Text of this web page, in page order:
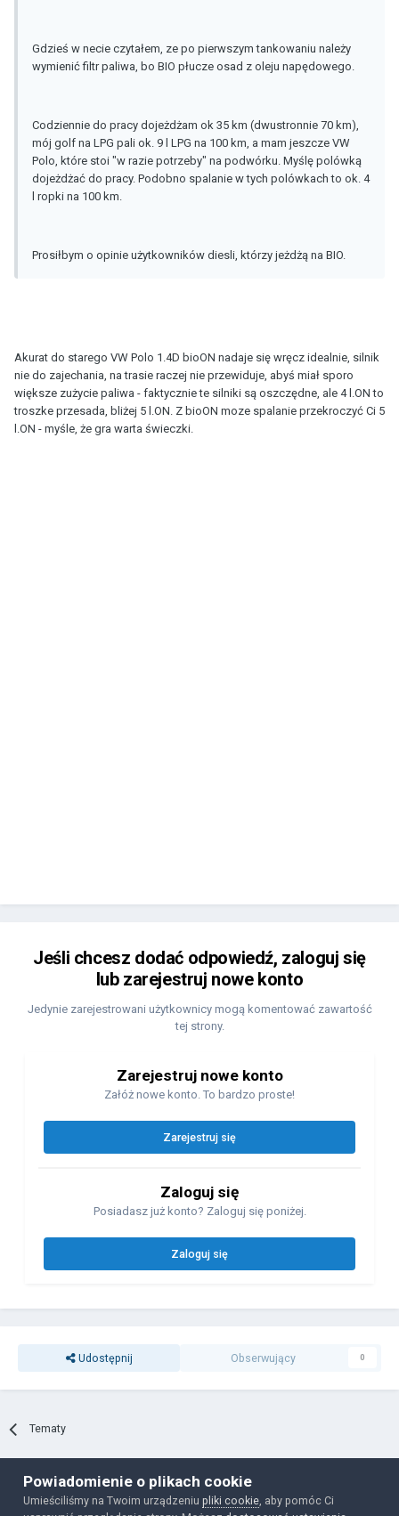
Gdzieś w necie czytałem, ze po pierwszym tankowaniu należy
wymienić filtr paliwa, bo BIO płucze osad z oleju napędowego.
Codziennie do pracy dojeżdżam ok 35 km (dwustronnie 70 km),
mój golf na LPG pali ok. 9 l LPG na 100 km, a mam jeszcze VW
Polo, które stoi "w razie potrzeby" na podwórku. Myślę polówką
dojeżdżać do pracy. Podobno spalanie w tych polówkach to ok. 4
l ropki na 100 km.
Prosiłbym o opinie użytkowników diesli, którzy jeżdżą na BIO.
Akurat do starego VW Polo 1.4D bioON nadaje się wręcz idealnie, silnik
nie do zajechania, na trasie raczej nie przewiduje, abyś miał sporo
większe zużycie paliwa - faktycznie te silniki są oszczędne, ale 4 l.ON to
troszke przesada, bliżej 5 l.ON. Z bioON moze spalanie przekroczyć Ci 5
l.ON - myśle, że gra warta świeczki.
Jeśli chcesz dodać odpowiedź, zaloguj się
lub zarejestruj nowe konto
Jedynie zarejestrowani użytkownicy mogą komentować zawartość
tej strony.
Zarejestruj nowe konto
Załóż nowe konto. To bardzo proste!
Zarejestruj się
Zaloguj się
Posiadasz już konto? Zaloguj się poniżej.
Zaloguj się
Udostępnij Obserwujący 0
Tematy
Polityka prywatności Ciasteczka
Powered by Invision Community
Powiadomienie o plikach cookie
Umieściliśmy na Twoim urządzeniupliki cookie , aby pomóc Ci